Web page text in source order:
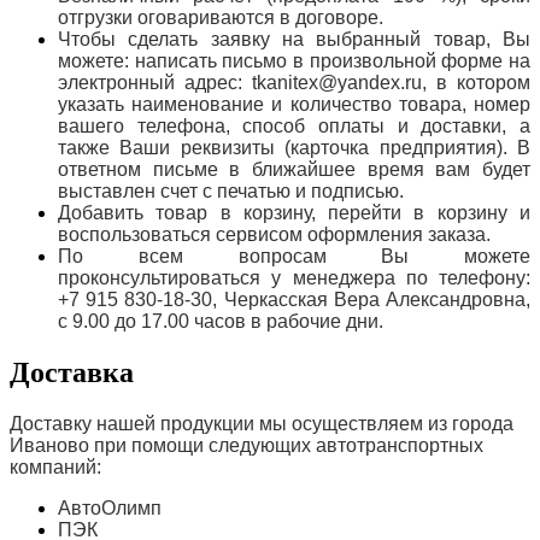
отгрузки оговариваются в договоре.
Чтобы сделать заявку на выбранный товар, Вы
можете: написать письмо в произвольной форме на
электронный адрес: tkanitex@yandex.ru, в котором
указать наименование и количество товара, номер
вашего телефона, способ оплаты и доставки, а
также Ваши реквизиты (карточка предприятия). В
ответном письме в ближайшее время вам будет
выставлен счет с печатью и подписью.
Добавить товар в корзину, перейти в корзину и
воспользоваться сервисом оформления заказа.
По всем вопросам Вы можете
проконсультироваться у менеджера по телефону:
+7 915 830-18-30, Черкасская Вера Александровна,
с 9.00 до 17.00 часов в рабочие дни.
Доставка
Доставку нашей продукции мы осуществляем из города
Иваново при помощи следующих автотранспортных
компаний:
АвтоОлимп
ПЭК